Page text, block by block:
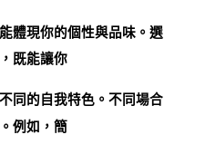
體現你的個性與品味。選
既能讓你
同的自我特色。不同場合
例如，簡